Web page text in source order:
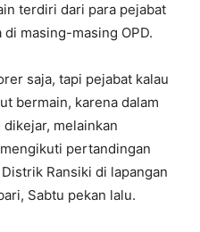
terdiri dari para pejabat
masing-masing OPD.
saja, tapi pejabat kalau
bermain, karena dalam
melainkan
pertandingan
Ransiki di lapangan
Sabtu pekan lalu.